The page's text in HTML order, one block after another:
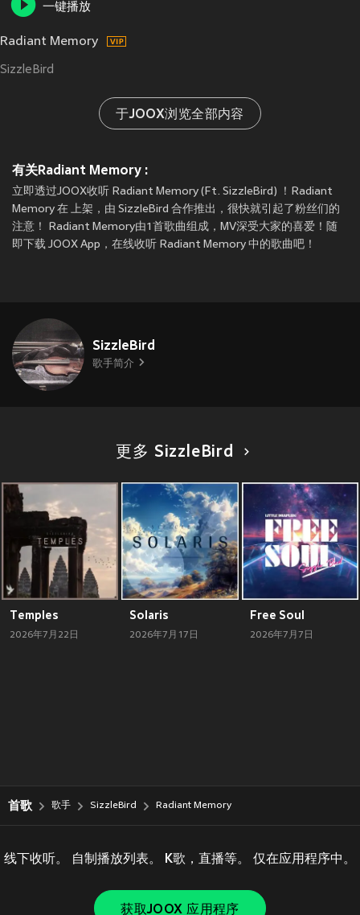
一键播放
Radiant Memory
SizzleBird
于JOOX浏览全部内容
有关Radiant Memory :
立即透过JOOX收听 Radiant Memory (Ft. SizzleBird) ！Radiant
Memory 在 上架，由 SizzleBird 合作推出，很快就引起了粉丝们的
注意！ Radiant Memory由1首歌曲组成，MV深受大家的喜爱！随
即下载 JOOX App，在线收听 Radiant Memory 中的歌曲吧！
SizzleBird
歌手简介
更多 SizzleBird
Temples
2026年7月22日
Solaris
2026年7月17日
Free Soul
2026年7月7日
首歌 歌手 SizzleBird Radiant Memory
线下收听。 自制播放列表。 K歌，直播等。 仅在应用程序中。
获取JOOX 应用程序